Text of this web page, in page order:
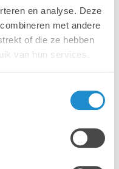
en analyse. Deze
met andere
of die ze hebben
van hun services.